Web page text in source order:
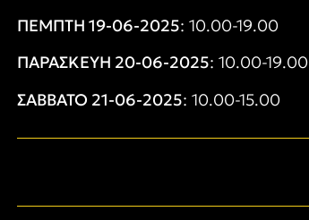
ΠΕΜΠΤΗ 19-06-2025: 10.00-19.00
ΠΑΡΑΣΚΕΥΗ 20-06-2025: 10.00-19.00
ΣΑΒΒΑΤΟ 21-06-2025: 10.00-15.00